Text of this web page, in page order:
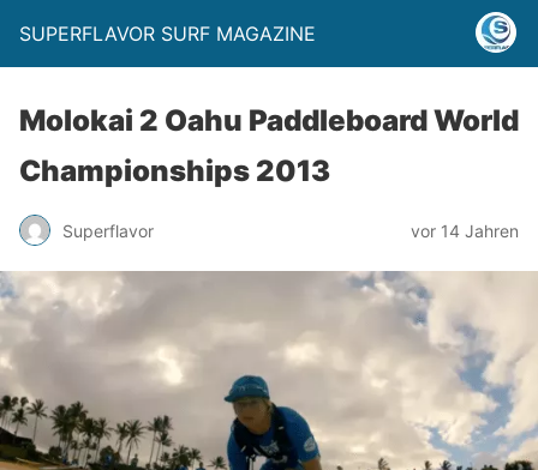
SUPERFLAVOR SURF MAGAZINE
Molokai 2 Oahu Paddleboard World
Championships 2013
Superflavor vor 14 Jahren